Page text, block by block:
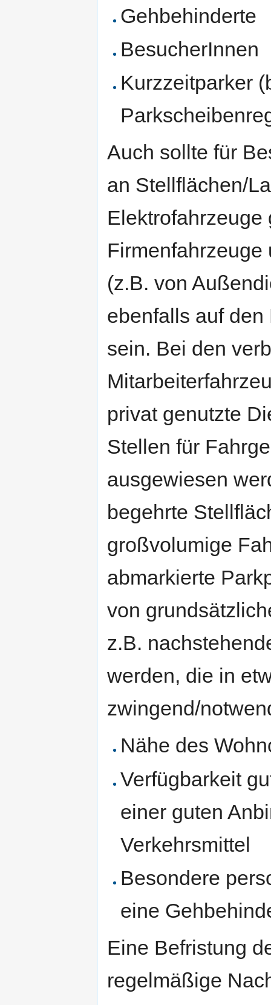
Gehbehinderte
BesucherInnen
Kurzzeitparker
Auch sollte für
an Stellflächen/
Elektrofahrzeuge
(z.B. von
ebenfalls auf
sein. Bei den
privat genutzte
Stellen für
ausgewiesen
begehrte
großvolumige
abmarkierte
von
z.B.
werden, die in
zwingend/
Nähe des
Verfügbarkeit
einer guten
Verkehrsmittel
Besondere
eine
Eine Befristung
regelmäßige